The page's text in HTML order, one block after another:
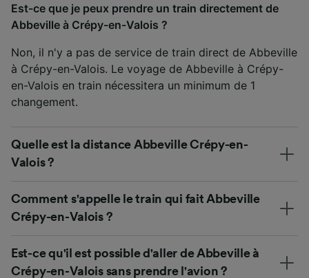
Est-ce que je peux prendre un train directement de
Abbeville à Crépy-en-Valois ?
Non, il n'y a pas de service de train direct de Abbeville
à Crépy-en-Valois. Le voyage de Abbeville à Crépy-
en-Valois en train nécessitera un minimum de 1
changement.
Quelle est la distance Abbeville Crépy-en-
Valois ?
Comment s'appelle le train qui fait Abbeville
Crépy-en-Valois ?
Est-ce qu'il est possible d'aller de Abbeville à
Crépy-en-Valois sans prendre l'avion ?